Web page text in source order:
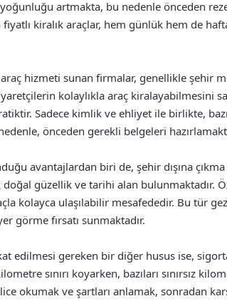
artmakta, bu nedenle önceden
kiralık araçlar, hem günlük hem de
araç hizmeti sunan firmalar, genellikle şehir
kolaylıkla araç kiralayabilmesini
Sadece kimlik ve ehliyet ile birlikte,
önceden gerekli belgeleri
avantajlardan biri de, şehir dışına
güzellik ve tarihi alan bulunmaktadır.
kolayca ulaşılabilir mesafededir. Bu tür
görme fırsatı sunmaktadır.
edilmesi gereken bir diğer husus ise, sigorta
sınırı koyarken, bazıları sınırsız
okumak ve şartları anlamak, sonradan